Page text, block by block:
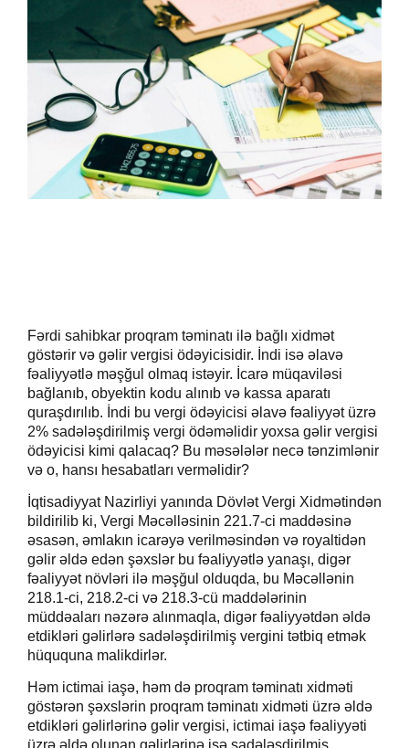
Fərdi sahibkar proqram təminatı ilə bağlı xidmət
göstərir və gəlir vergisi ödəyicisidir. İndi isə əlavə
fəaliyyətlə məşğul olmaq istəyir. İcarə müqaviləsi
bağlanıb, obyektin kodu alınıb və kassa aparatı
quraşdırılıb. İndi bu vergi ödəyicisi əlavə fəaliyyət üzrə
2% sadələşdirilmiş vergi ödəməlidir yoxsa gəlir vergisi
ödəyicisi kimi qalacaq? Bu məsələlər necə tənzimlənir
və o, hansı hesabatları verməlidir?
İqtisadiyyat Nazirliyi yanında Dövlət Vergi Xidmətindən
bildirilib ki, Vergi Məcəlləsinin 221.7-ci maddəsinə
əsasən, əmlakın icarəyə verilməsindən və royaltidən
gəlir əldə edən şəxslər bu fəaliyyətlə yanaşı, digər
fəaliyyət növləri ilə məşğul olduqda, bu Məcəllənin
218.1-ci, 218.2-ci və 218.3-cü maddələrinin
müddəaları nəzərə alınmaqla, digər fəaliyyətdən əldə
etdikləri gəlirlərə sadələşdirilmiş vergini tətbiq etmək
hüququna malikdirlər.
Həm ictimai iaşə, həm də proqram təminatı xidməti
göstərən şəxslərin proqram təminatı xidməti üzrə əldə
etdikləri gəlirlərinə gəlir vergisi, ictimai iaşə fəaliyyəti
üzrə əldə olunan gəlirlərinə isə sadələşdirilmiş